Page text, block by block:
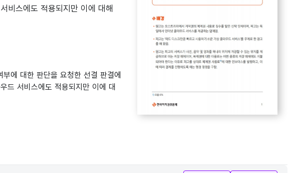
비스에도 적용되지만 이에 대해
에 대한 판단을 요청한 선결 판결에
드 서비스에도 적용되지만 이에 대